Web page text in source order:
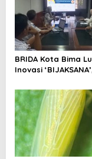
o
s
BRIDA Kota Bima
Inovasi ‘BIJAKSANA’,
Berbasis
Analisis